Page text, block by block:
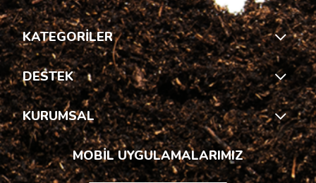
KATEGORİLER
DESTEK
KURUMSAL
MOBİL UYGULAMALARIMIZ